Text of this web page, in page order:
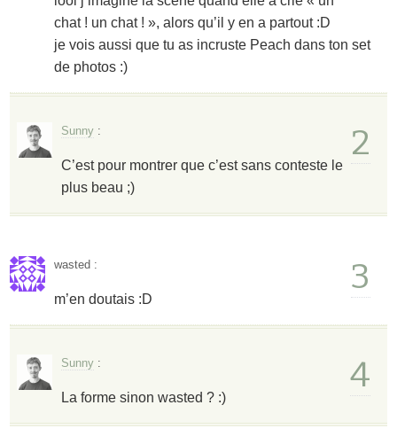
chat ! un chat ! », alors qu’il y en a partout :D
je vois aussi que tu as incruste Peach dans ton set
de photos :)
2
Sunny :
C’est pour montrer que c’est sans conteste le
plus beau ;)
3
wasted :
m’en doutais :D
4
Sunny :
La forme sinon wasted ? :)